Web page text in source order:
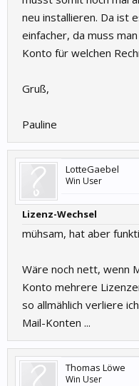
neu installieren. Da ist
einfacher, da muss
Konto für welchen
Gruß,
Pauline
LotteGaebel
Win User
Lizenz-Wechsel
mühsam, hat aber
Wäre noch nett, wenn
Konto mehrere
so allmählich verliere
Mail-Konten ...
Thomas Löwe
Win User